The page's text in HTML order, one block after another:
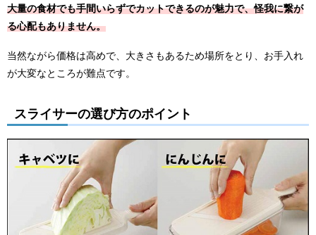
大量の食材でも手間いらずでカットできるのが魅力で、怪我に繋が
る心配もありません。
当然ながら価格は高めで、大きさもあるため場所をとり、お手入れ
が大変なところが難点です。
スライサーの選び方のポイント